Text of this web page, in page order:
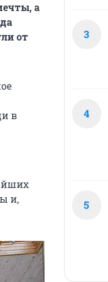
а
от
в
и,
3
4
5